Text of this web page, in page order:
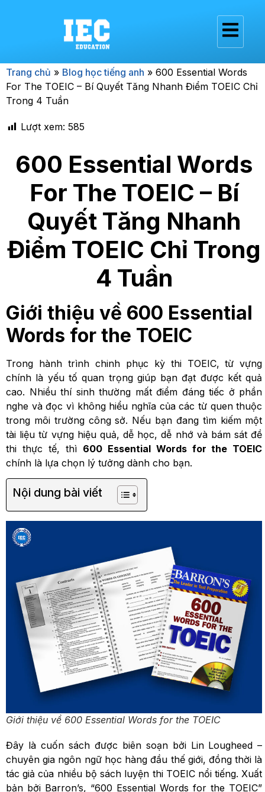
Trang chủ » Blog học tiếng anh » 600 Essential Words
For The TOEIC – Bí Quyết Tăng Nhanh Điểm TOEIC Chỉ
Trong 4 Tuần
Lượt xem: 585
600 Essential Words
For The TOEIC – Bí
Quyết Tăng Nhanh
Điểm TOEIC Chỉ Trong
4 Tuần
Giới thiệu về 600 Essential
Words for the TOEIC
Trong hành trình chinh phục kỳ thi TOEIC, từ vựng
chính là yếu tố quan trọng giúp bạn đạt được kết quả
cao. Nhiều thí sinh thường mất điểm đáng tiếc ở phần
nghe và đọc vì không hiểu nghĩa của các từ quen thuộc
trong môi trường công sở. Nếu bạn đang tìm kiếm một
tài liệu từ vựng hiệu quả, dễ học, dễ nhớ và bám sát đề
thi thực tế, thì 600 Essential Words for the TOEIC
chính là lựa chọn lý tưởng dành cho bạn.
Nội dung bài viết
Giới thiệu về 600 Essential Words for the TOEIC
Đây là cuốn sách được biên soạn bởi Lin Lougheed –
chuyên gia ngôn ngữ học hàng đầu thế giới, đồng thời là
tác giả của nhiều bộ sách luyện thi TOEIC nổi tiếng. Xuất
bản bởi Barron’s, “600 Essential Words for the TOEIC”